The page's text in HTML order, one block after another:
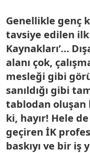
Genellikle genç
tavsiye edilen ilk
Kaynakları’…
alanı çok,
mesleği gibi
sanıldığı gibi
tablodan oluşan
ki, hayır! Hele
geçiren İK
baskıyı ve bir iş